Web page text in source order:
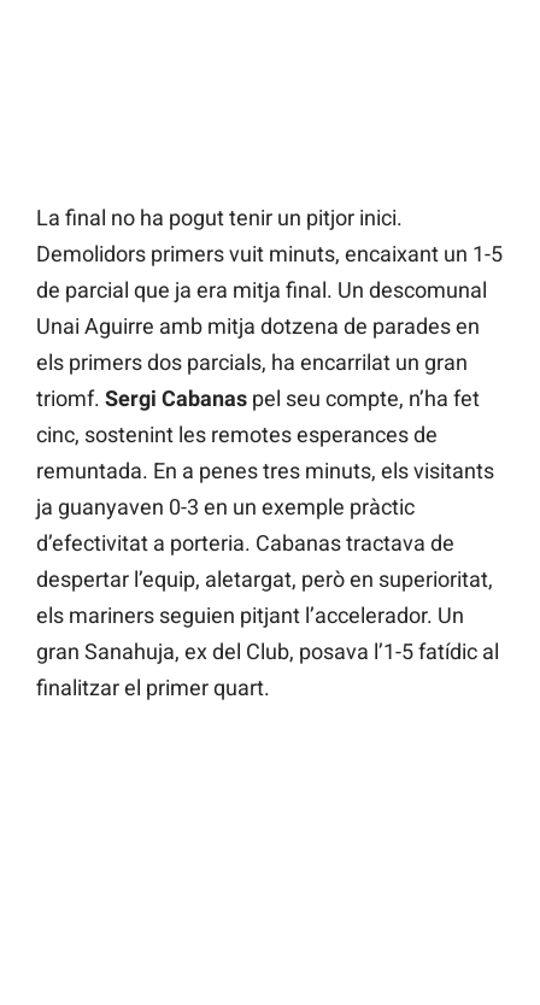
La final no ha pogut tenir un pitjor inici.
Demolidors primers vuit minuts, encaixant un 1-5
de parcial que ja era mitja final. Un descomunal
Unai Aguirre amb mitja dotzena de parades en
els primers dos parcials, ha encarrilat un gran
triomf. Sergi Cabanas pel seu compte, n’ha fet
cinc, sostenint les remotes esperances de
remuntada. En a penes tres minuts, els visitants
ja guanyaven 0-3 en un exemple pràctic
d’efectivitat a porteria. Cabanas tractava de
despertar l’equip, aletargat, però en superioritat,
els mariners seguien pitjant l’accelerador. Un
gran Sanahuja, ex del Club, posava l’1-5 fatídic al
finalitzar el primer quart.